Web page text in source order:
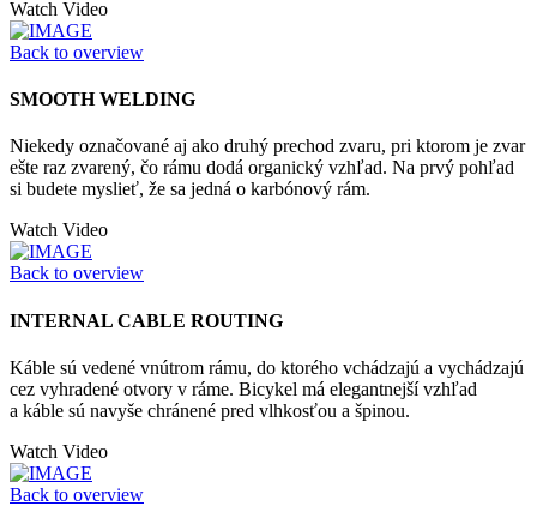
Watch Video
Back to overview
SMOOTH WELDING
Niekedy označované aj ako druhý prechod zvaru, pri ktorom je zvar
ešte raz zvarený, čo rámu dodá organický vzhľad. Na prvý pohľad
si budete myslieť, že sa jedná o karbónový rám.
Watch Video
Back to overview
INTERNAL CABLE ROUTING
Káble sú vedené vnútrom rámu, do ktorého vchádzajú a vychádzajú
cez vyhradené otvory v ráme. Bicykel má elegantnejší vzhľad
a káble sú navyše chránené pred vlhkosťou a špinou.
Watch Video
Back to overview